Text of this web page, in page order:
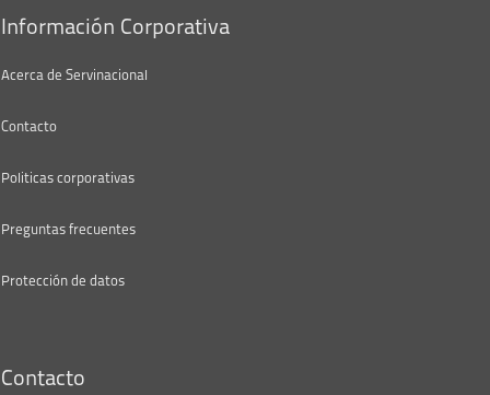
Información Corporativa
Acerca de Servinacional
Contacto
Politicas corporativas
Preguntas frecuentes
Protección de datos
Contacto